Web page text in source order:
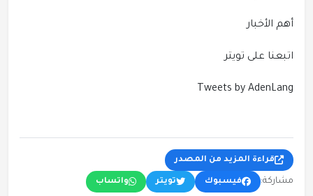
أهم الأخبار
اتبعنا على تويتر
Tweets by AdenLang
قراءة المزيد من المصدر
مشاركة: فيسبوك تويتر واتساب